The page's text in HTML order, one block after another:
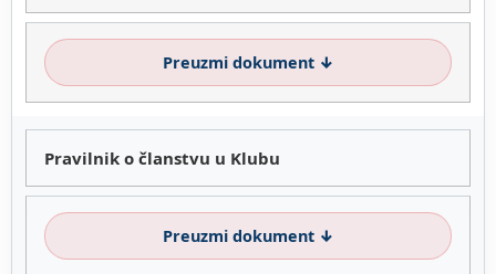
Preuzmi dokument ↓
Pravilnik o članstvu u Klubu
Preuzmi dokument ↓